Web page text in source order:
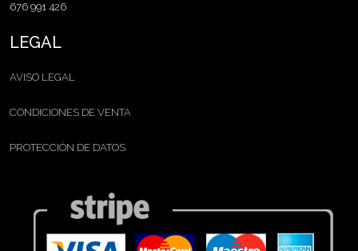
676 991 426
LEGAL
AVISO LEGAL
CONDICIONES DE VENTA
PROTECCIÓN DE DATOS